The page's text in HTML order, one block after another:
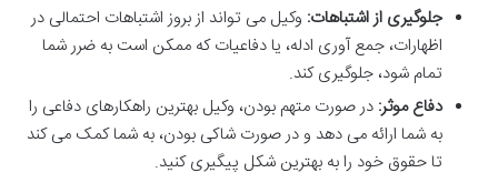
جلوگیری از اشتباهات: وکیل می تواند از بروز اشتباهات احتمالی در
اظهارات، جمع آوری ادله، یا دفاعیات که ممکن است به ضرر شما
تمام شود، جلوگیری کند.
دفاع موثر: در صورت متهم بودن، وکیل بهترین راهکارهای دفاعی را
به شما ارائه می دهد و در صورت شاکی بودن، به شما کمک می کند
تا حقوق خود را به بهترین شکل پیگیری کنید.